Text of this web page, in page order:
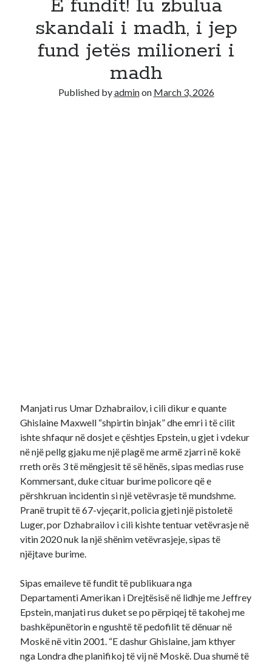
E fundit! Iu zbulua
skandali i madh, i jep
fund jetës milioneri i
madh
Published byadminon March 3, 2026
Manjati rus Umar Dzhabrailov, i cili dikur e quante
Ghislaine Maxwell “shpirtin binjak” dhe emri i të cilit
ishte shfaqur në dosjet e çështjes Epstein, u gjet i vdekur
në një pellg gjaku me një plagë me armë zjarri në kokë
rreth orës 3 të mëngjesit të së hënës, sipas medias ruse
Kommersant, duke cituar burime policore që e
përshkruan incidentin si një vetëvrasje të mundshme.
Pranë trupit të 67-vjeçarit, policia gjeti një pistoletë
Luger, por Dzhabrailov i cili kishte tentuar vetëvrasje në
vitin 2020 nuk la një shënim vetëvrasjeje, sipas të
njëjtave burime.
Sipas emaileve të fundit të publikuara nga
Departamenti Amerikan i Drejtësisë në lidhje me Jeffrey
Epstein, manjati rus duket se po përpiqej të takohej me
bashkëpunëtorin e ngushtë të pedofilit të dënuar në
Moskë në vitin 2001. “E dashur Ghislaine, jam kthyer
nga Londra dhe planifikoj të vij në Moskë. Dua shumë të